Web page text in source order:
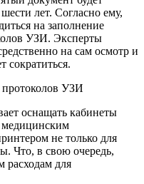
лет. Согласно ему,
на заполнение
УЗИ. Эксперты
на сам осмотр и
сократиться.
оснащать кабинеты
медицинским
не только для
Что, в свою очередь,
расходам для